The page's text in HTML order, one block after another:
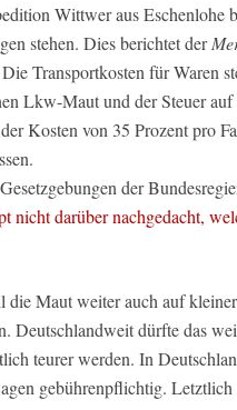
Wittwer aus Eschenlohe
stehen. Dies berichtet der
Transportkosten für Waren
Lkw-Maut und der Steuer
Kosten von 35 Prozent pro
der
nicht darüber nachgedacht,
die Maut weiter auch auf
Deutschlandweit dürfte das
teurer werden. In
gebührenpflichtig.